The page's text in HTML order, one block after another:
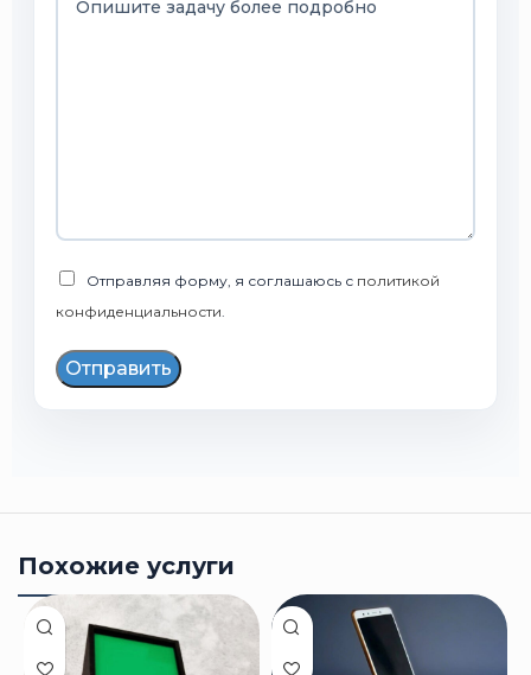
Отправляя форму, я соглашаюсь с политикой
конфиденциальности.
Отправить
Похожие услуги